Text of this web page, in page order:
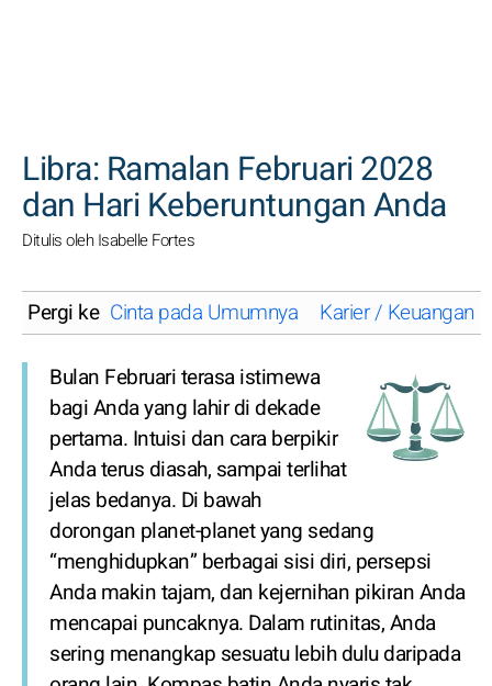
Libra: Ramalan Februari 2028
dan Hari Keberuntungan Anda
Ditulis oleh Isabelle Fortes
Pergi ke Cinta pada Umumnya Karier / Keuangan
Bulan Februari terasa istimewa
bagi Anda yang lahir di dekade
pertama. Intuisi dan cara berpikir
Anda terus diasah, sampai terlihat
jelas bedanya. Di bawah
dorongan planet-planet yang sedang
“menghidupkan” berbagai sisi diri, persepsi
Anda makin tajam, dan kejernihan pikiran Anda
mencapai puncaknya. Dalam rutinitas, Anda
sering menangkap sesuatu lebih dulu daripada